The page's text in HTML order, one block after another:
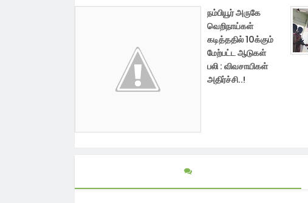
நம்பியூர் அருகே
வெறிநாய்கள்
கடித்ததில் 10க்கும்
மேற்பட்ட ஆடுகள்
பலி : விவசாயிகள்
அதிர்ச்சி..!